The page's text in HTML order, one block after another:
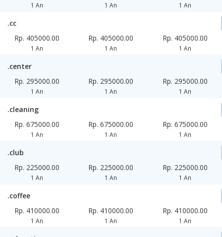
1 An 1 An 1 An
.cc
Rp. 405000.00
1 An
Rp. 405000.00
1 An
Rp. 405000.00
1 An
.center
Rp. 295000.00
1 An
Rp. 295000.00
1 An
Rp. 295000.00
1 An
.cleaning
Rp. 675000.00
1 An
Rp. 675000.00
1 An
Rp. 675000.00
1 An
.club
Rp. 225000.00
1 An
Rp. 225000.00
1 An
Rp. 225000.00
1 An
.coffee
Rp. 410000.00
1 An
Rp. 410000.00
1 An
Rp. 410000.00
1 An